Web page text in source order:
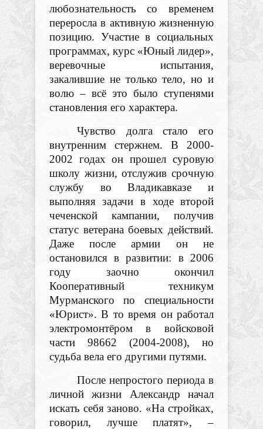
любознательность со временем
переросла в активную жизненную
позицию. Участие в социальных
программах, курс «Юный лидер»,
веревочные испытания,
закалившие не только тело, но и
волю – всё это было ступенями
становления его характера.
Чувство долга стало его
внутренним стержнем. В 2000-
2002 годах он прошел суровую
школу жизни, отслужив срочную
службу во Владикавказе и
выполняя задачи в ходе второй
чеченской кампании, получив
статус ветерана боевых действий.
Даже после армии он не
остановился в развитии: в 2006
году заочно окончил
Кооперативный техникум
Мурманского по специальности
«Юрист». В то время он работал
электромонтёром в войсковой
части 98662 (2004-2008), но
судьба вела его другими путями.
После непростого периода в
личной жизни Александр начал
искать себя заново. «На стройках,
говорил, лучше платят», –